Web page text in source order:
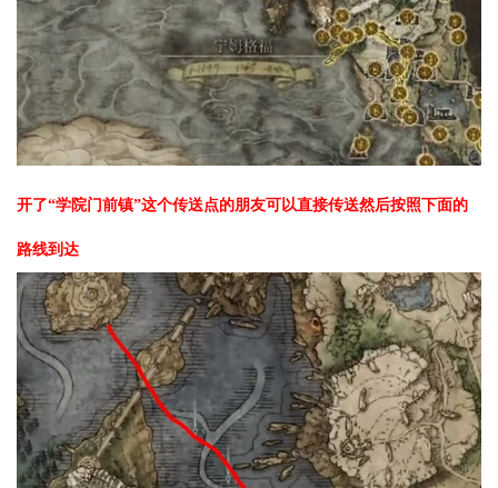
开了“学院门前镇”这个传送点的朋友可以直接传送然后按照下面的
路线到达